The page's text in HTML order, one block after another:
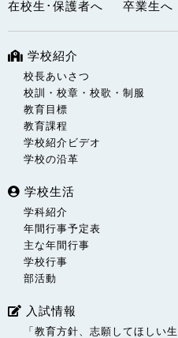
在校生･保護者へ
卒業生へ
学校紹介
校長あいさつ
校訓・校章・校歌・制服
教育目標
教育課程
学校紹介ビデオ
学校の沿革
学校生活
学科紹介
年間行事予定表
主な年間行事
学校行事
部活動
入試情報
「教育方針、志願してほしい